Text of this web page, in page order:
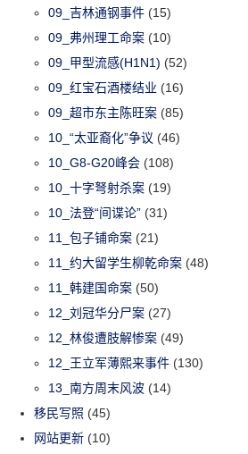
09_吉林通钢事件 (15)
09_弗州理工命案 (10)
09_甲型流感(H1N1) (52)
09_红宝石酒楼结业 (16)
09_超市东主陈旺案 (85)
10_“太亚裔化”争议 (46)
10_G8-G20峰会 (108)
10_十字弩射杀案 (19)
10_法登“间谍论” (31)
11_包子铺命案 (21)
11_约大留学生柳乾命案 (48)
11_韩建国命案 (50)
12_刘冠华分尸案 (27)
12_林俊遭肢解惨案 (49)
12_王立军薄熙来事件 (130)
13_南方周末风波 (14)
移民写照 (45)
网站更新 (10)